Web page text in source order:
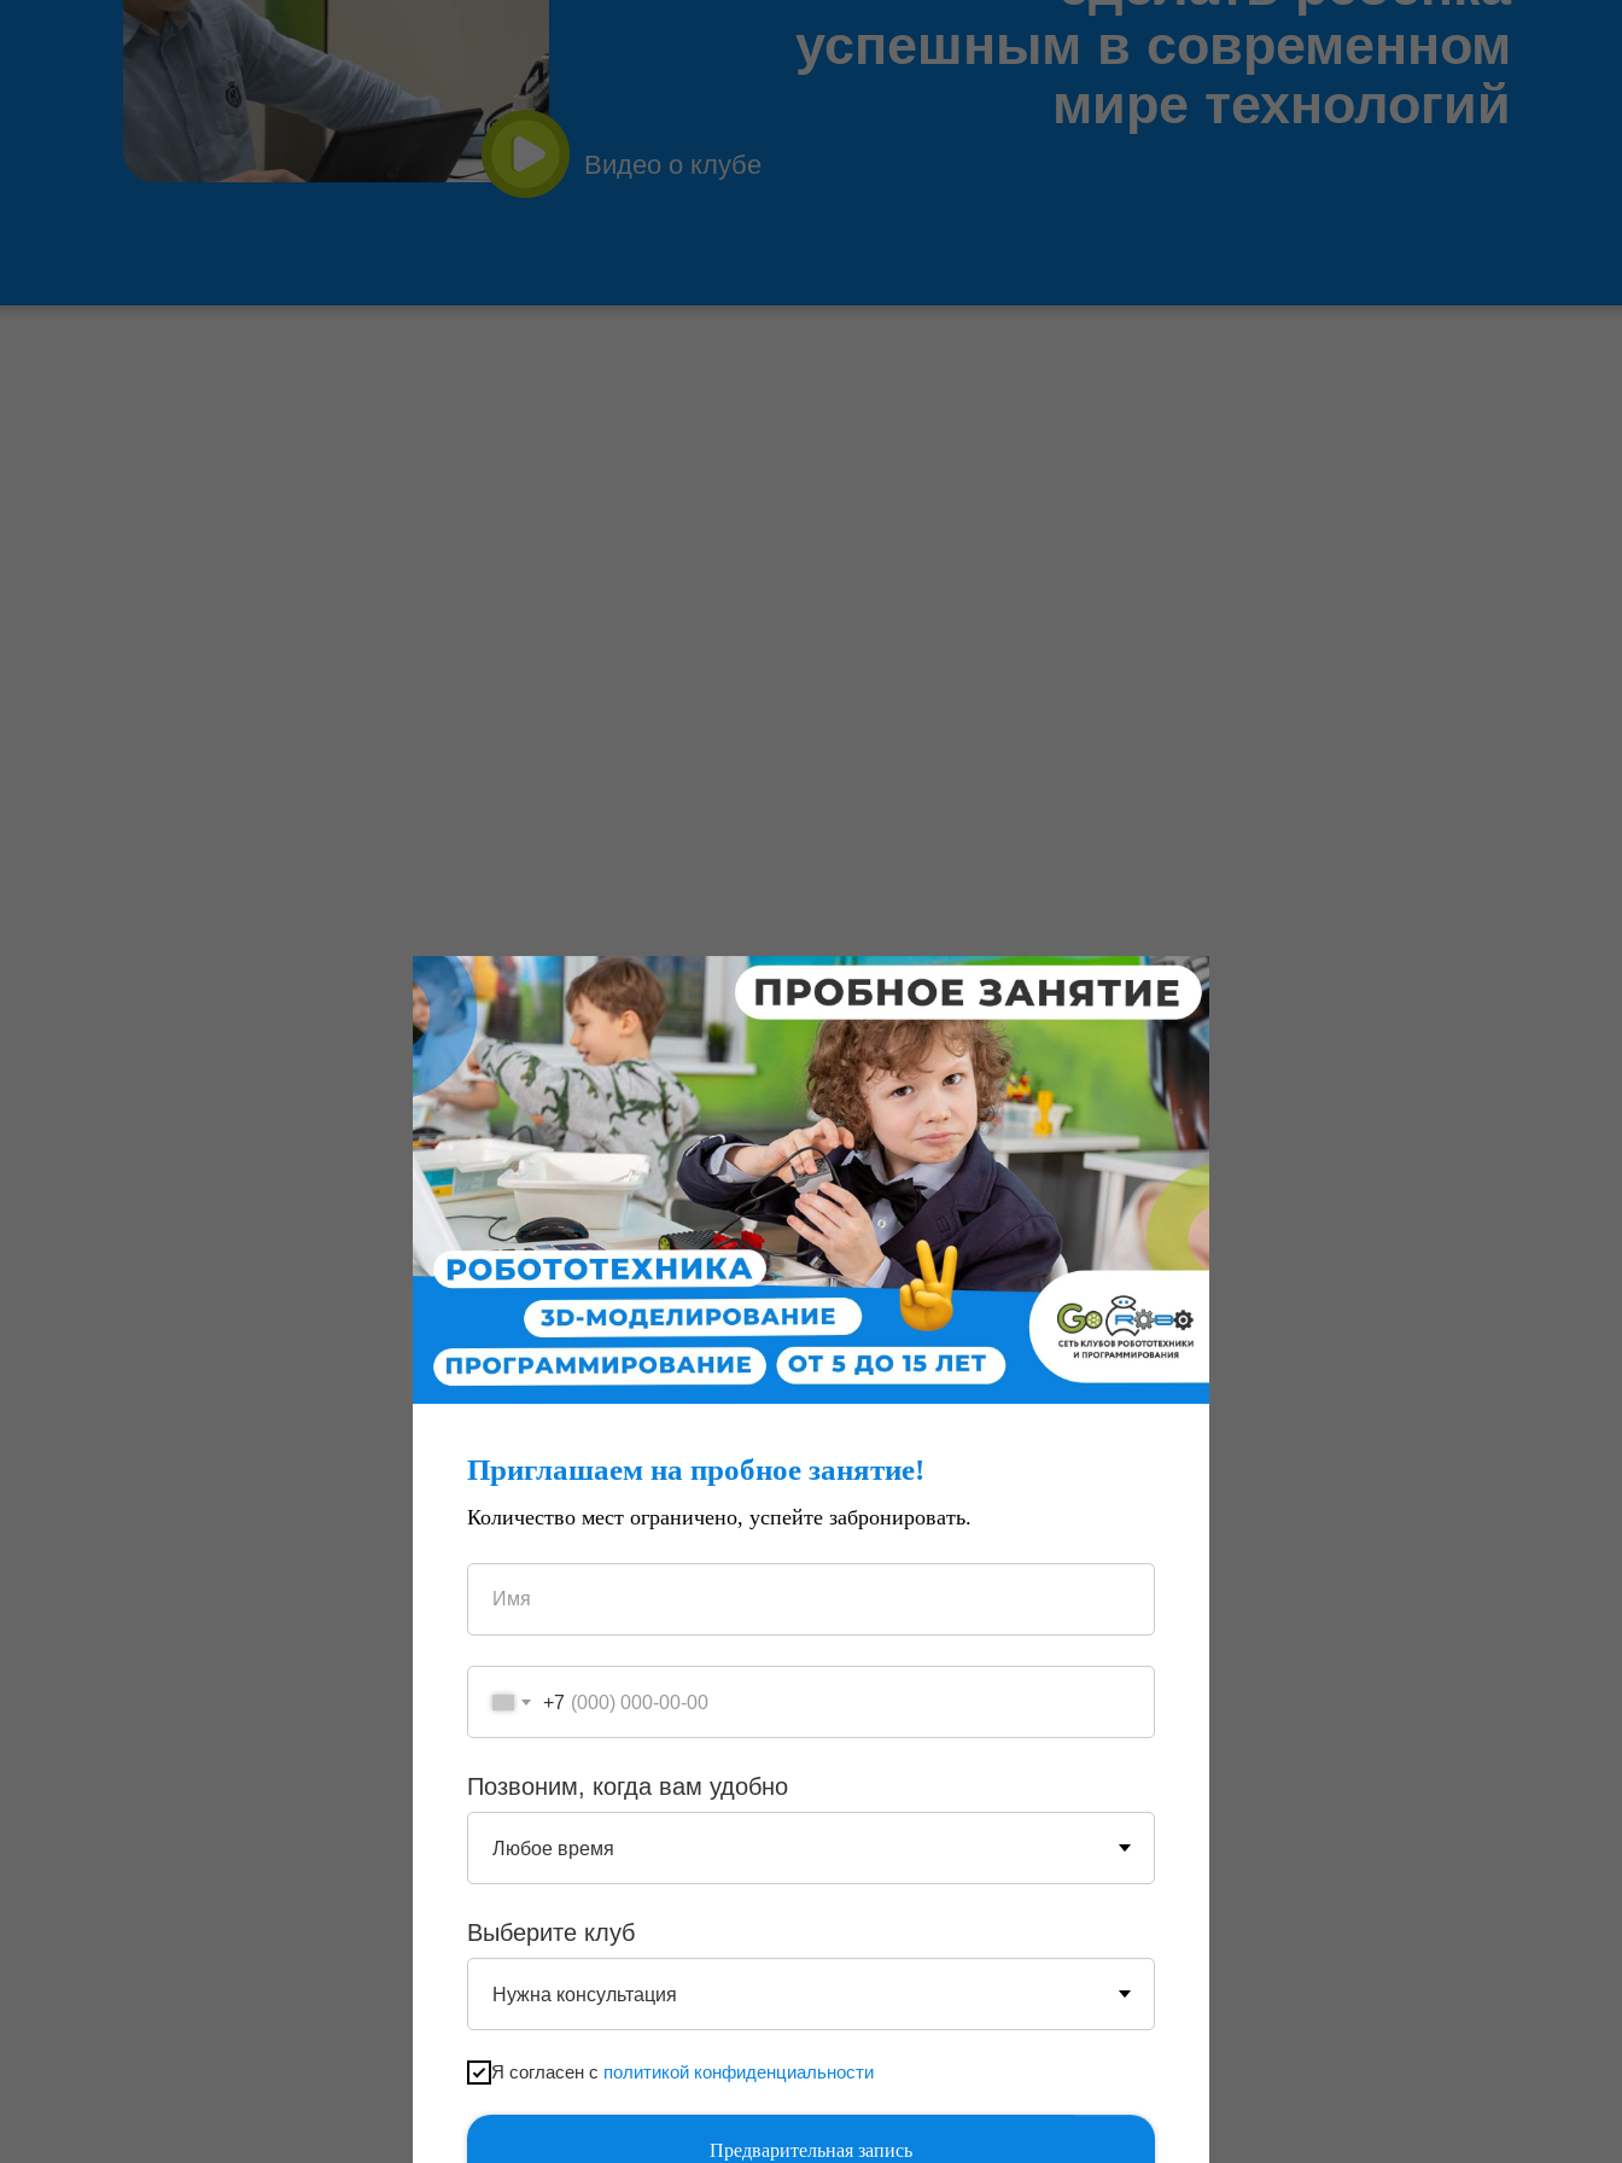
Приглашаем на пробное занятие!
Количество мест ограничено, успейте забронировать.
+7
Позвоним, когда вам удобно
Выберите клуб
Я согласен с политикой конфиденциальности
Предварительная запись
успешным в современном
мире технологий
Видео о клубе